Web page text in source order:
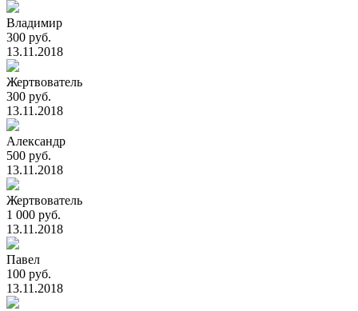
Владимир
300 руб.
13.11.2018
Жертвователь
300 руб.
13.11.2018
Александр
500 руб.
13.11.2018
Жертвователь
1 000 руб.
13.11.2018
Павел
100 руб.
13.11.2018